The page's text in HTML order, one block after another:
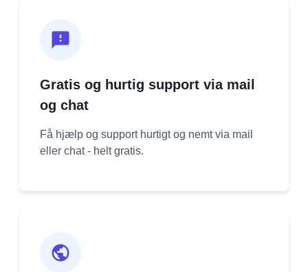
Gratis og hurtig support via mail
og chat
Få hjælp og support hurtigt og nemt via mail
eller chat - helt gratis.